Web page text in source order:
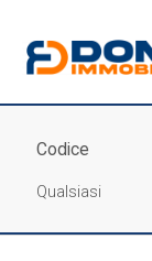
Codice
HOME
LA
Codice
Qualsiasi